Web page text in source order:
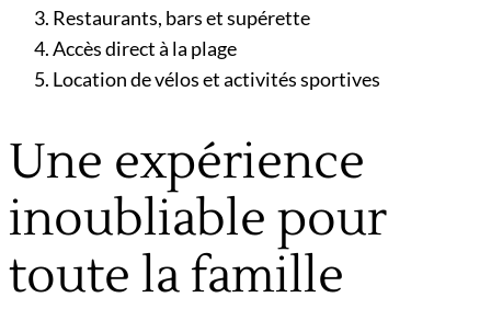
Restaurants, bars et supérette
Accès direct à la plage
Location de vélos et activités sportives
Une expérience
inoubliable pour
toute la famille